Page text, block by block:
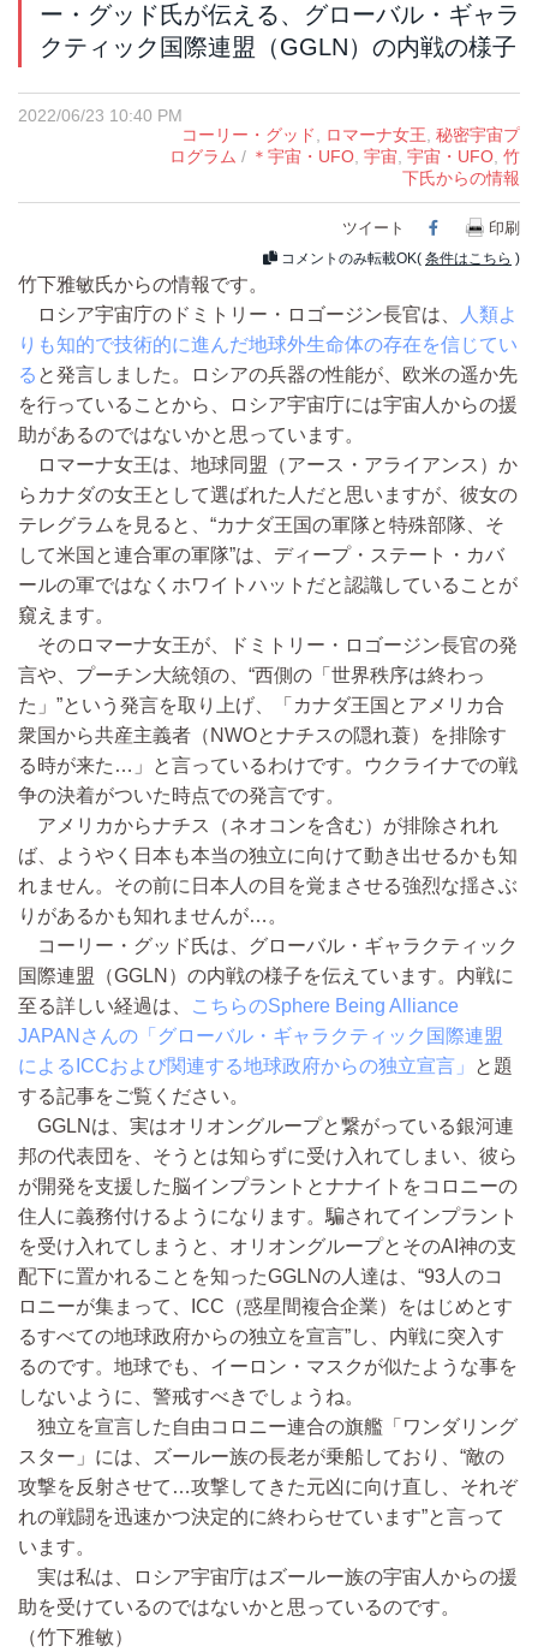
ー・グッド氏が伝える、グローバル・ギャラ
クティック国際連盟（GGLN）の内戦の様子
2022/06/23 10:40 PM
コーリー・グッド, ロマーナ女王, 秘密宇宙プ
ログラム / ＊宇宙・UFO, 宇宙, 宇宙・UFO, 竹
下氏からの情報
ツイート Facebook
印刷
コメントのみ転載OK( 条件はこちら )
竹下雅敏氏からの情報です。
ロシア宇宙庁のドミトリー・ロゴージン長官は、
人類よ
りも知的で技術的に進んだ地球外生命体の存在を信じてい
る と発言しました。ロシアの兵器の性能が、欧米の遥か先
を行っていることから、ロシア宇宙庁には宇宙人からの援
助があるのではないかと思っています。
ロマーナ女王は、地球同盟（アース・アライアンス）か
らカナダの女王として選ばれた人だと思いますが、彼女の
テレグラムを見ると、“カナダ王国の軍隊と特殊部隊、そ
して米国と連合軍の軍隊”は、ディープ・ステート・カバ
ールの軍ではなくホワイトハットだと認識していることが
窺えます。
そのロマーナ女王が、ドミトリー・ロゴージン長官の発
言や、プーチン大統領の、“西側の「世界秩序は終わっ
た」”という発言を取り上げ、「カナダ王国とアメリカ合
衆国から共産主義者（NWOとナチスの隠れ蓑）を排除す
る時が来た…」と言っているわけです。ウクライナでの戦
争の決着がついた時点での発言です。
アメリカからナチス（ネオコンを含む）が排除されれ
ば、ようやく日本も本当の独立に向けて動き出せるかも知
れません。その前に日本人の目を覚まさせる強烈な揺さぶ
りがあるかも知れませんが…。
コーリー・グッド氏は、グローバル・ギャラクティック
国際連盟（GGLN）の内戦の様子を伝えています。内戦に
至る詳しい経過は、
こちらのSphere Being Alliance
JAPANさんの「グローバル・ギャラクティック国際連盟
によるICCおよび関連する地球政府からの独立宣言」
と題
する記事をご覧ください。
GGLNは、実はオリオングループと繋がっている銀河連
邦の代表団を、そうとは知らずに受け入れてしまい、彼ら
が開発を支援した脳インプラントとナナイトをコロニーの
住人に義務付けるようになります。騙されてインプラント
を受け入れてしまうと、オリオングループとそのAI神の支
配下に置かれることを知ったGGLNの人達は、“93人のコ
ロニーが集まって、ICC（惑星間複合企業）をはじめとす
るすべての地球政府からの独立を宣言”し、内戦に突入す
るのです。地球でも、イーロン・マスクが似たような事を
しないように、警戒すべきでしょうね。
独立を宣言した自由コロニー連合の旗艦「ワンダリング
スター」には、ズールー族の長老が乗船しており、“敵の
攻撃を反射させて…攻撃してきた元凶に向け直し、それぞ
れの戦闘を迅速かつ決定的に終わらせています”と言って
います。
実は私は、ロシア宇宙庁はズールー族の宇宙人からの援
助を受けているのではないかと思っているのです。
（竹下雅敏）